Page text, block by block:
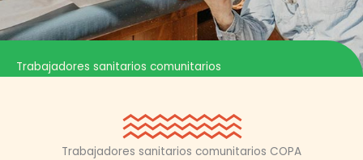
Trabajadores sanitarios comunitarios
Trabajadores sanitarios comunitarios COPA